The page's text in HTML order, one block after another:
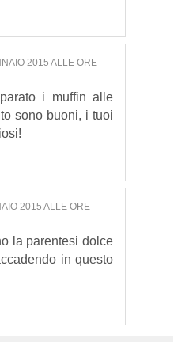
2015 ALLE ORE
i muffin alle
sono buoni, i tuoi
2015 ALLE ORE
la parentesi dolce
in questo